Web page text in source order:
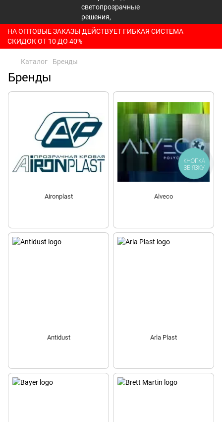
НА ОПТОВЫЕ ЗАКАЗЫ ДЕЙСТВУЕТ ГИБКАЯ СИСТЕМА
СКИДОК ОТ 10 ДО 40%
Каталог Бренды
Бренды
Aironplast Alveco
Antidust Arla Plast
КНОПКА
ЗВ'ЯЗКУ